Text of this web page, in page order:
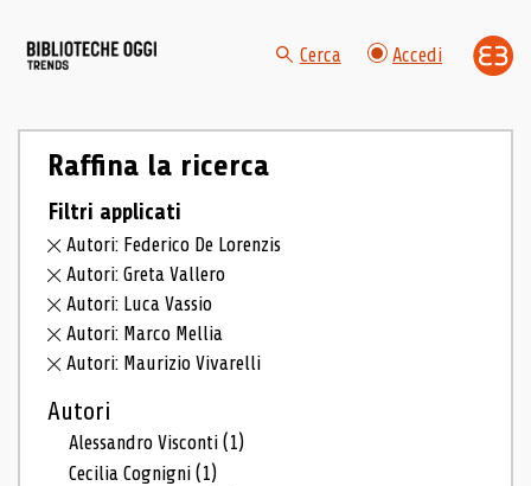
Cerca Accedi
Raffina la ricerca
Filtri applicati
Autori: Federico De Lorenzis
Autori: Greta Vallero
Autori: Luca Vassio
Autori: Marco Mellia
Autori: Maurizio Vivarelli
Autori
Alessandro Visconti(1)
Cecilia Cognigni(1)